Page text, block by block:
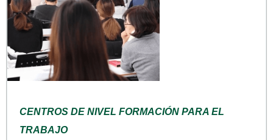
CENTROS DE NIVEL FORMACIÓN PARA EL
TRABAJO